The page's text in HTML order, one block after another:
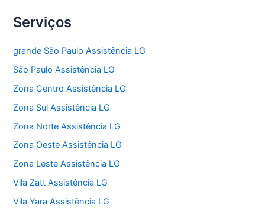
Serviços
grande São Paulo Assistência LG
São Paulo Assistência LG
Zona Centro Assistência LG
Zona Sul Assistência LG
Zona Norte Assistência LG
Zona Oeste Assistência LG
Zona Leste Assistência LG
Vila Zatt Assistência LG
Vila Yara Assistência LG